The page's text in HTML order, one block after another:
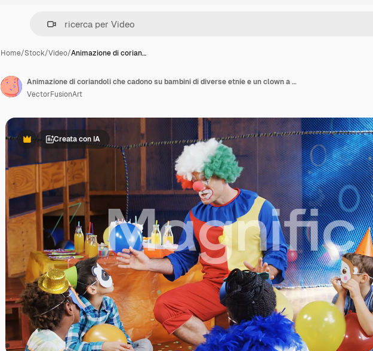
Home/Stock/Video/Animazione di corian…
PremiumCreata con IA
Animazione di coriandoli che cadono su bambini di diverse etnie e un clown a una festa di compleanno.
VectorFusionArt